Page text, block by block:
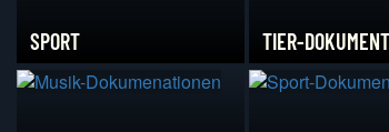
SPORT TIER-